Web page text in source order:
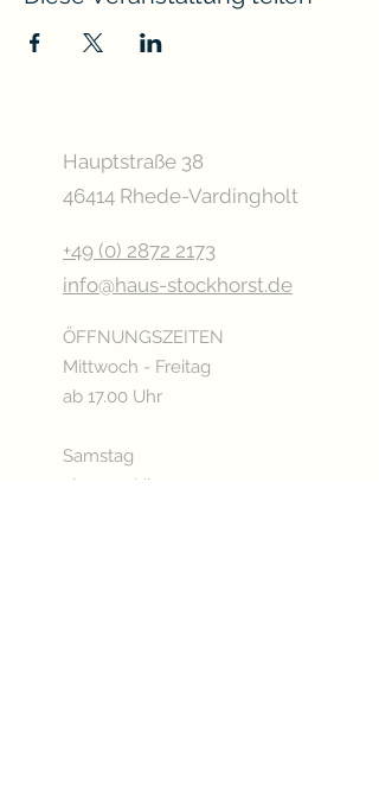
Hauptstraße 38
46414 Rhede-Vardingholt
+49 (0) 2872 2173
info@haus-stockhorst.de
ÖFFNUNGSZEITEN
Mittwoch - Freitag
ab 17.00 Uhr
Samstag
ab 15.00 Uhr